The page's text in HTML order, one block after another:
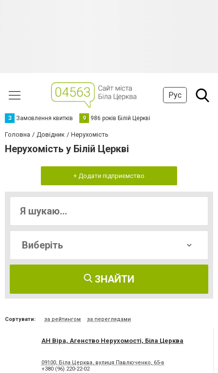
Рус
З Замовлення квитків 9 986 років Білій Церкві
Головна Довідник Нерухомість
Нерухомість у Білій Церкві
+ Додати підприємство
ЗНАЙТИ
Сортувати: за рейтингом за переглядами
АН Віра, Агенство Нерухомості, Біла Церква
09100, Біла Церква, вулиця Павлюченко, 65-а
+380 (96) 220-22-02